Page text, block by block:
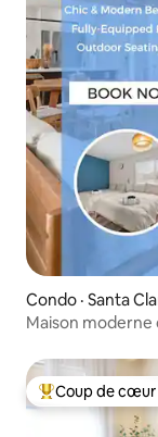
Condo · Santa
Maison
Coup de cœur
Coup de cœur